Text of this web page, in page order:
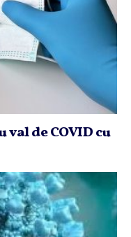
de COVID cu